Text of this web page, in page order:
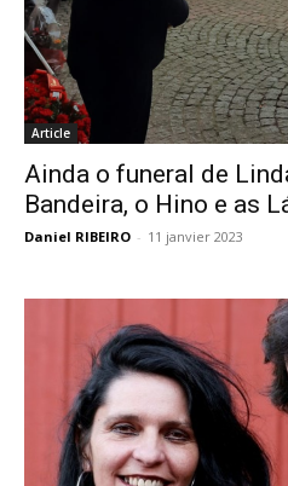
Article
Ainda o funeral de
Bandeira, o Hino e as
Daniel RIBEIRO - 11 janvier 2023